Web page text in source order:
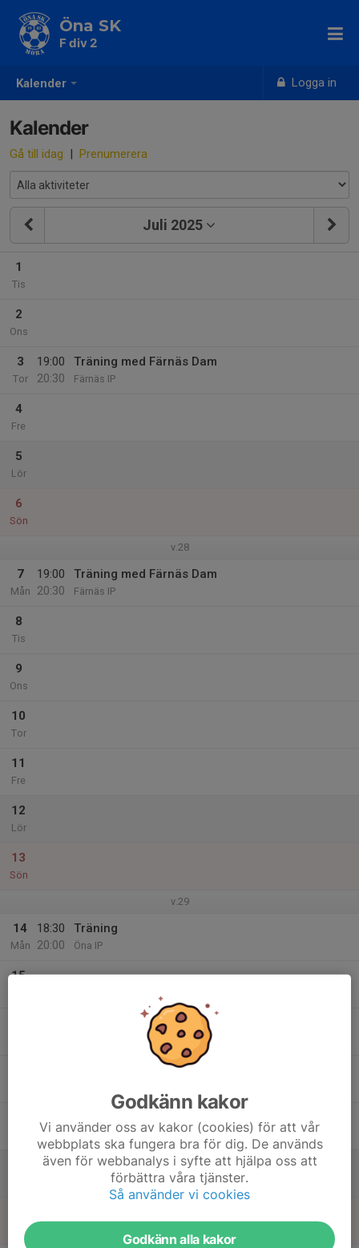
Kalender Logga in
Öna SK
F div 2
Kalender
Gå till idag | Prenumerera
Juli 2025
1
Tis
2
Ons
3
Tor
19:00
20:30
Träning med Färnäs Dam
Färnäs IP
4
Fre
5
Lör
6
Sön
v.28
7
Mån
19:00
20:30
Träning med Färnäs Dam
Färnäs IP
8
Tis
9
Ons
10
Tor
11
Fre
12
Lör
13
Sön
v.29
14
Mån
18:30
20:00
Träning
Öna IP
15
Sön
Godkänn kakor
Vi använder oss av kakor (cookies) för att vår
webbplats ska fungera bra för dig. De används
även för webbanalys i syfte att hjälpa oss att
förbättra våra tjänster.
Så använder vi cookies
Godkänn alla kakor